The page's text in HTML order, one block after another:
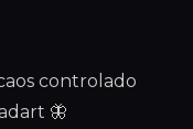
controlado
🦋